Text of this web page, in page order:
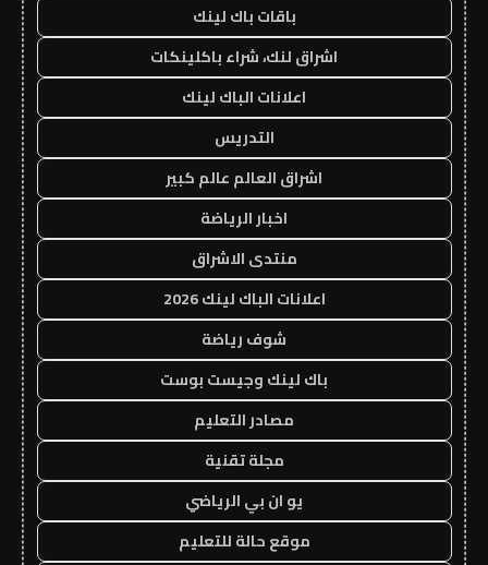
باقات باك لينك
اشراق لنك، شراء باكلينكات
اعلانات الباك لينك
التدريس
اشراق العالم عالم كبير
اخبار الرياضة
منتدى الاشراق
اعلانات الباك لينك 2026
شوف رياضة
باك لينك وجيست بوست
مصادر التعليم
مجلة تقنية
يو ان بي الرياضي
موقع حالة للتعليم